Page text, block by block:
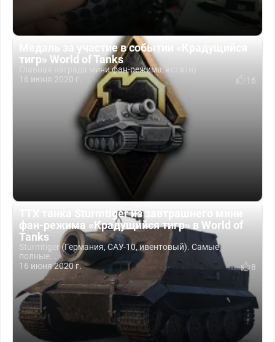
Медаль за участие в событии «Крадущийся
тигр» World of Tanks
Главная награда мини фан-режима, кстати)
16 июня 2020 г.
16
ТТХ танка Sturmtiger из завтрашнего мини
фан-режима «Крадущийся тигр» в World of
Tanks
Sturmtiger (Германия, САУ-10, ивентовый). Самые
полные...
16 июня 2020 г.
8